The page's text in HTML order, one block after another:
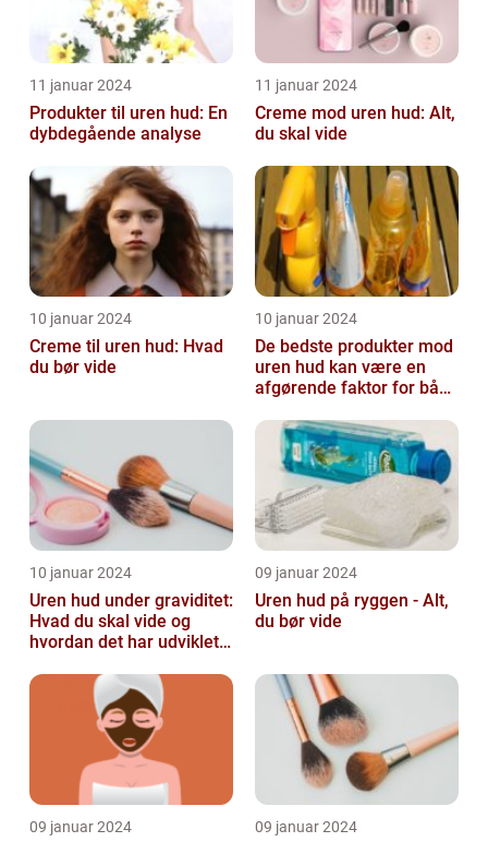
11 januar 2024
Produkter til uren hud: En
dybdegående analyse
11 januar 2024
Creme mod uren hud: Alt,
du skal vide
10 januar 2024
Creme til uren hud: Hvad
du bør vide
10 januar 2024
De bedste produkter mod
uren hud kan være en
afgørende faktor for både
lide...
10 januar 2024
Uren hud under graviditet:
Hvad du skal vide og
hvordan det har udviklet
09 januar 2024
Uren hud på ryggen - Alt,
du bør vide
09 januar 2024 09 januar 2024